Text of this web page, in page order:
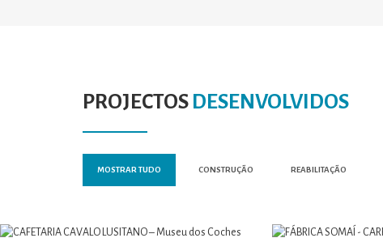
PROJECTOS DESENVOLVIDOS
MOSTRAR TUDO CONSTRUÇÃO REABILITAÇÃO